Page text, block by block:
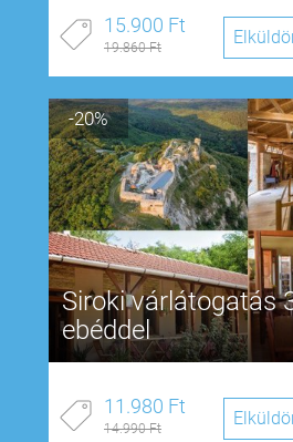
15.900 Ft
19.860 Ft
-20%
Siroki várlátogatás
ebéddel
11.980 Ft
14.990 Ft